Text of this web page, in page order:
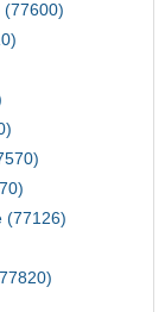
(77600)
(77126)